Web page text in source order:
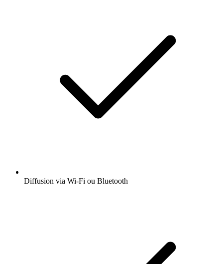
Diffusion via Wi-Fi ou Bluetooth